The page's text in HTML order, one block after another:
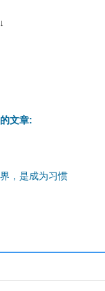
文章:
，是成为习惯